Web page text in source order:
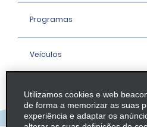
Programas
Veículos
Agências
Empresa
Utilizamos cookies e web
de forma a memorizar as suas
experiência e adaptar os